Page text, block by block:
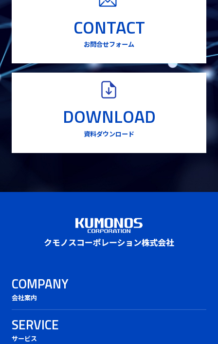
CONTACT
お問合せフォーム
DOWNLOAD
資料ダウンロード
COMPANY
会社案内
SERVICE
サービス